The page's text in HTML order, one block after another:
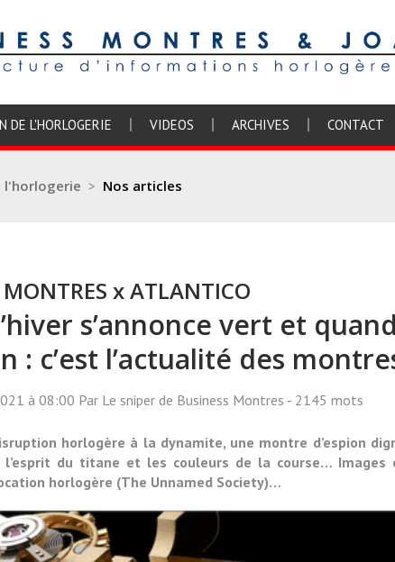
DE L'HORLOGERIE VIDEOS ARCHIVES CONTACT
l'horlogerie > Nos articles
MONTRES x ATLANTICO
s’annonce vert et
: c’est l’actualité des
à 08:00 Par Le sniper de Business Montres - 2145 mots
horlogère à la dynamite, une montre d’espion
l’esprit du titane et les couleurs de la course… Images
horlogère (The Unnamed Society)…